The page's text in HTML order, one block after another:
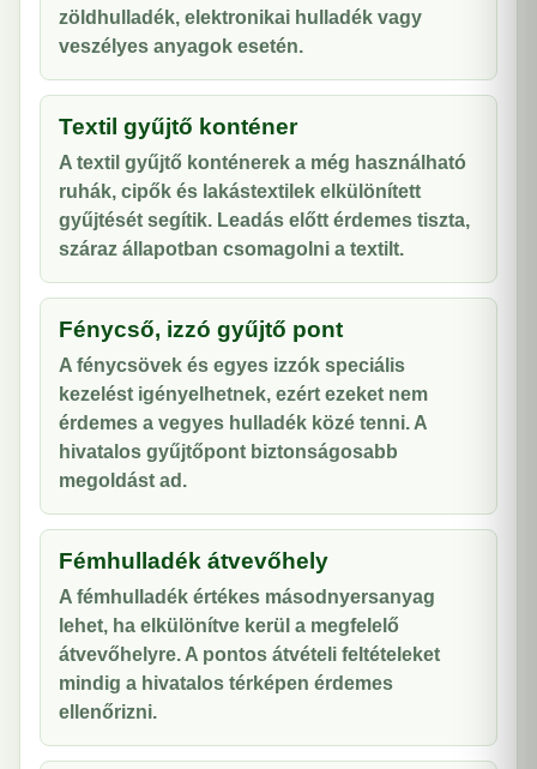
zöldhulladék, elektronikai hulladék vagy
veszélyes anyagok esetén.
Textil gyűjtő konténer
A textil gyűjtő konténerek a még használható
ruhák, cipők és lakástextilek elkülönített
gyűjtését segítik. Leadás előtt érdemes tiszta,
száraz állapotban csomagolni a textilt.
Fénycső, izzó gyűjtő pont
A fénycsövek és egyes izzók speciális
kezelést igényelhetnek, ezért ezeket nem
érdemes a vegyes hulladék közé tenni. A
hivatalos gyűjtőpont biztonságosabb
megoldást ad.
Fémhulladék átvevőhely
A fémhulladék értékes másodnyersanyag
lehet, ha elkülönítve kerül a megfelelő
átvevőhelyre. A pontos átvételi feltételeket
mindig a hivatalos térképen érdemes
ellenőrizni.